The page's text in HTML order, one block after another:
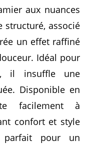
aux nuances
structuré, associé
un effet raffiné
Idéal pour
il insuffle une
Disponible en
facilement à
confort et style
parfait pour un